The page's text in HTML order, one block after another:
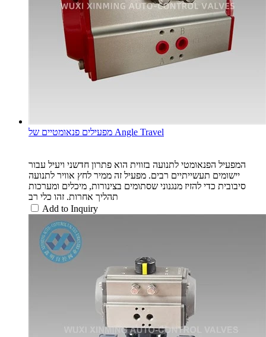
מפעילים פנאומטיים של Angle Travel
המפעיל הפנאומטי לתנועה בזווית הוא פתרון חדשני ויעיל עבור
יישומים תעשייתיים רבים. מפעיל זה ממיר לחץ אוויר לתנועה
סיבובית כדי להזיז מנגנוני שסתומים בצינורות, מיכלים ומערכות
תהליך אחרות. זהו כלי רב
Add to Inquiry